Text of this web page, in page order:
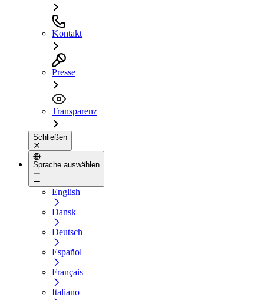
Kontakt
Presse
Transparenz
Schließen
Sprache auswählen
English
Dansk
Deutsch
Español
Français
Italiano